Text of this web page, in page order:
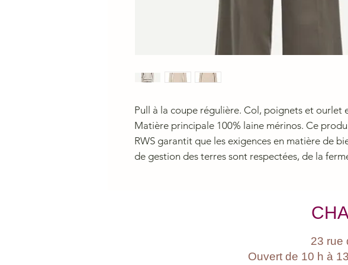
Pull à la coupe régulière. Col, poignets et ourlet
Matière principale 100% laine mérinos. Ce
RWS garantit que les exigences en matière de
de gestion des terres sont respectées, de la
23 rue
Ouvert de 10 h à